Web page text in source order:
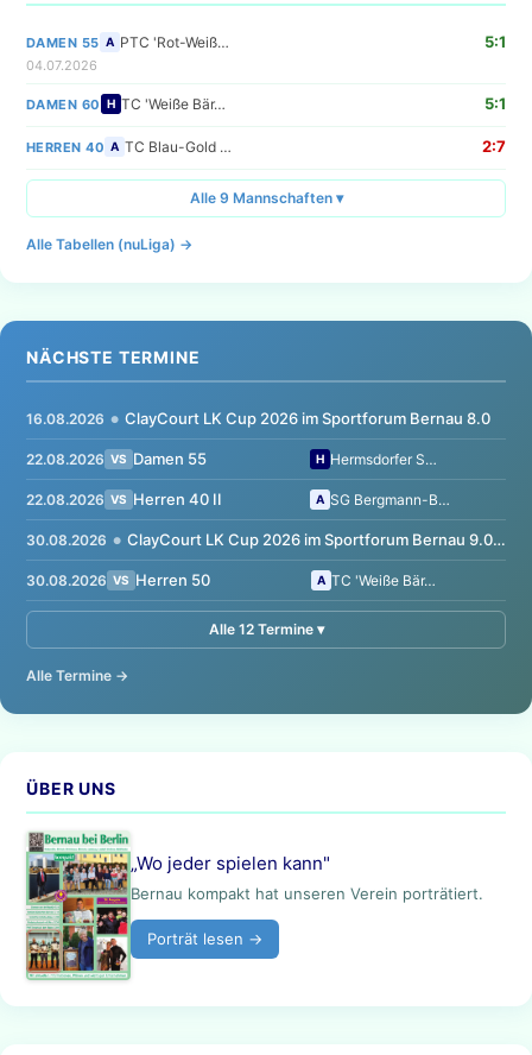
DAMEN 55 A PTC 'Rot-Weiß… 5:1
04.07.2026
DAMEN 60 H TC 'Weiße Bär… 5:1
HERREN 40 A TC Blau-Gold … 2:7
Alle 9 Mannschaften ▾
Alle Tabellen (nuLiga) →
NÄCHSTE TERMINE
16.08.2026 ● ClayCourt LK Cup 2026 im Sportforum Bernau 8.0
22.08.2026 VS Damen 55 H Hermsdorfer S…
22.08.2026 VS Herren 40 II A SG Bergmann-B…
30.08.2026 ● ClayCourt LK Cup 2026 im Sportforum Bernau 9.0 !!! MIXED !!!
30.08.2026 VS Herren 50 A TC 'Weiße Bär…
Alle 12 Termine ▾
Alle Termine →
ÜBER UNS
„Wo jeder spielen kann"
Bernau kompakt hat unseren Verein porträtiert.
Porträt lesen →